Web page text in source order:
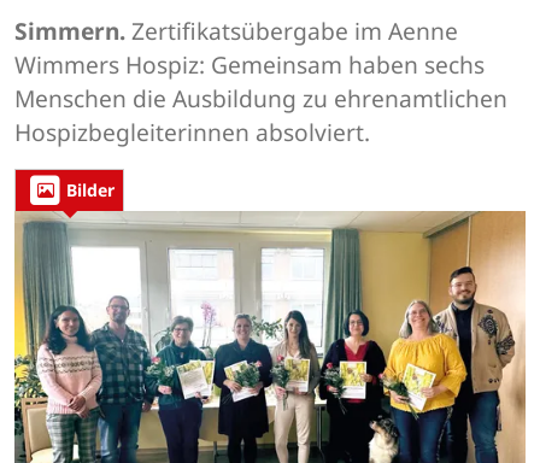
Simmern.Zertifikatsübergabe im Aenne
Wimmers Hospiz: Gemeinsam haben sechs
Menschen die Ausbildung zu ehrenamtlichen
Hospizbegleiterinnen absolviert.
Bilder